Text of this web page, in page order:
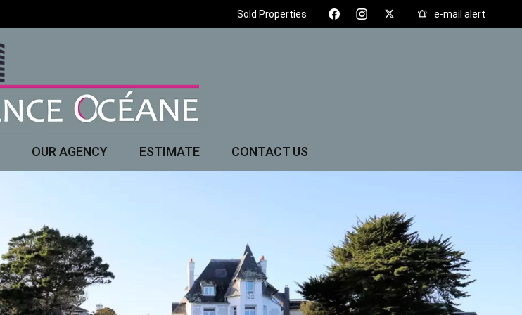
Sold Properties e-mail alert
OUR AGENCY ESTIMATE CONTACT US